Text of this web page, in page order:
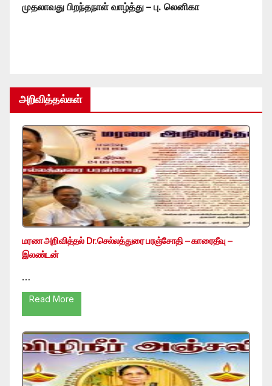
முதலாவது பிறந்தநாள் வாழ்த்து – பு. லெனிகா
அறிவித்தல்கள்
மரண அறிவித்தல் Dr.செல்லத்துரை பரஞ்சோதி – காரைதீவு –
இலண்டன்
…
Read More